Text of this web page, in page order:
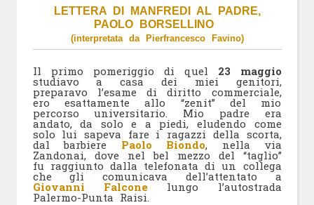
LETTERA DI MANFREDI AL PADRE,
PAOLO BORSELLINO
(interpretata da Pierfrancesco Favino)
Il primo pomeriggio di quel 23 maggio
studiavo a casa dei miei genitori,
preparavo l’esame di diritto commerciale,
ero esattamente allo “zenit” del mio
percorso universitario. Mio padre era
andato, da solo e a piedi, eludendo come
solo lui sapeva fare i ragazzi della scorta,
dal barbiere Paolo Biondo, nella via
Zandonai, dove nel bel mezzo del “taglio”
fu raggiunto dalla telefonata di un collega
che gli comunicava dell’attentato a
Giovanni Falconelungo l’autostrada
Palermo-Punta Raisi.